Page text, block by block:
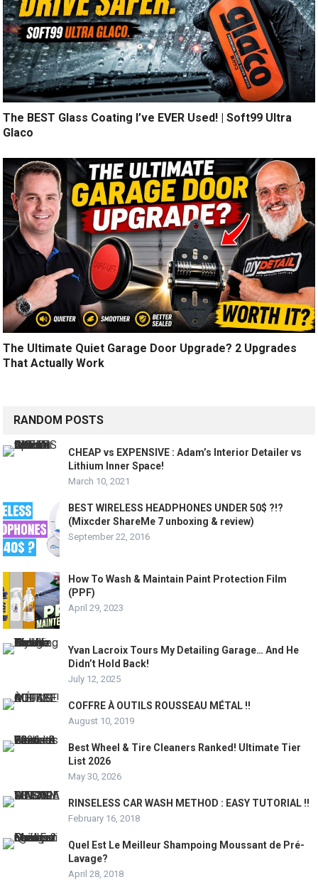
The BEST Glass Coating I’ve EVER Used! | Soft99 Ultra
Glaco
The Ultimate Quiet Garage Door Upgrade? 2 Upgrades
That Actually Work
RANDOM POSTS
CHEAP vs EXPENSIVE : Adam’s Interior Detailer vs
Lithium Inner Space!
March 10, 2021
BEST WIRELESS HEADPHONES UNDER 50$ ?!?
(Mixcder ShareMe 7 unboxing & review)
September 22, 2016
How To Wash & Maintain Paint Protection Film
(PPF)
April 29, 2023
Yvan Lacroix Tours My Detailing Garage… And He
Didn’t Hold Back!
July 12, 2025
COFFRE À OUTILS ROUSSEAU MÉTAL !!
August 10, 2019
Best Wheel & Tire Cleaners Ranked! Ultimate Tier
List 2026
May 30, 2026
RINSELESS CAR WASH METHOD : EASY TUTORIAL !!
February 16, 2018
Quel Est Le Meilleur Shampoing Moussant de Pré-
Lavage?
April 28, 2018